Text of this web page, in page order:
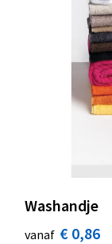
Washandje
vanaf € 0,86